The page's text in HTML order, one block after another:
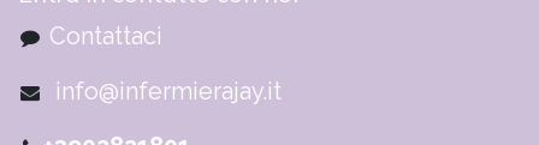
Contattaci
info@infermierajay.it